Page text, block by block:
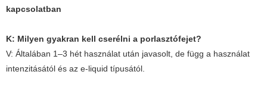
kapcsolatban
K: Milyen gyakran kell cserélni a porlasztófejet?
V: Általában 1–3 hét használat után javasolt, de függ a használat
intenzitásától és az e-liquid típusától.